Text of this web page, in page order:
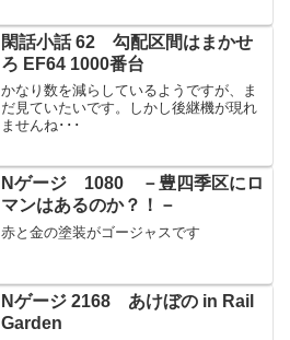
閑話小話 62 勾配区間はまかせ
ろ EF64 1000番台
かなり数を減らしているようですが、ま
だ見ていたいです。しかし後継機が現れ
ませんね･･･
Nゲージ 1080 －豊四季区にロ
マンはあるのか？！－
赤と金の塗装がゴージャスです
Nゲージ 2168 あけぼの in Rail
Garden